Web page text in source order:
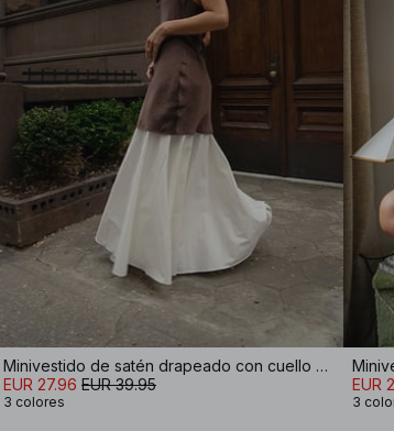
Minivestido de satén drapeado con cuello halter
EUR 27.96 EUR 39.95
3 colores
EUR
3